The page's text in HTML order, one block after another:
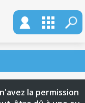
la permission